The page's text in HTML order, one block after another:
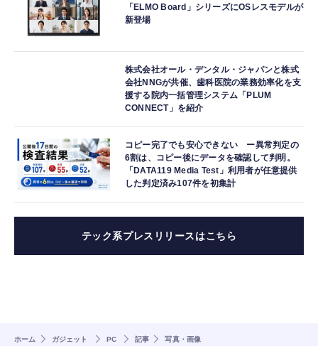
「ELMO Board」シリーズにOSレスモデルが
新登場
株式会社オール・デンタル・ジャパンと株式
会社NNGが共催、歯科医院の業務効率化を支
援する院内一括管理システム「PLUM
CONNECT」を紹介
コピー完了でも安心できない ー異常判定の
6割は、コピー後にデータを確認して判明。
「DATA119 Media Test」利用者が任意提供
した判定済み107件を初集計
テック系プレスリリースはこちら
ホーム ガジェット PC 記事 写真・画像